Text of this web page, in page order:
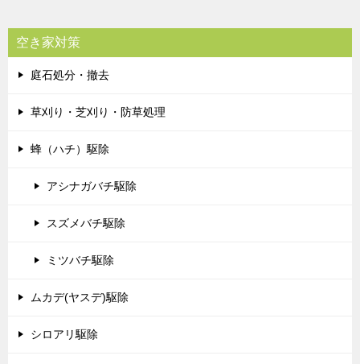
空き家対策
庭石処分・撤去
草刈り・芝刈り・防草処理
蜂（ハチ）駆除
アシナガバチ駆除
スズメバチ駆除
ミツバチ駆除
ムカデ(ヤスデ)駆除
シロアリ駆除